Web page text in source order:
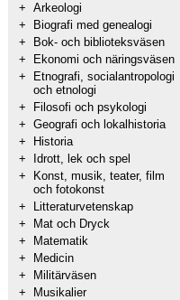
+ Arkeologi
+
Biografi med genealogi
+
Bok- och biblioteksväsen
+
Ekonomi och näringsväsen
+
Etnografi, socialantropologi
och etnologi
+
Filosofi och psykologi
+ Geografi och lokalhistoria
+
Historia
+
Idrott, lek och spel
+
Konst, musik, teater, film
och fotokonst
+
Litteraturvetenskap
+
Mat och Dryck
+
Matematik
+
Medicin
+
Militärväsen
+
Musikalier